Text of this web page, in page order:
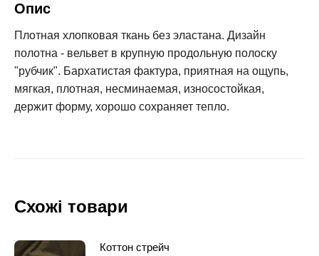
Опис
Плотная хлопковая ткань без эластана. Дизайн
полотна - вельвет в крупную продольную полоску
"рубчик". Бархатистая фактура, приятная на ощупь,
мягкая, плотная, несминаемая, износостойкая,
держит форму, хорошо сохраняет тепло.
Схожі товари
Коттон стрейч